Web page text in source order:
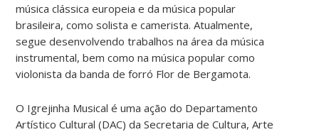
música clássica europeia e da música popular
brasileira, como solista e camerista. Atualmente,
segue desenvolvendo trabalhos na área da música
instrumental, bem como na música popular como
violonista da banda de forró Flor de Bergamota.
O Igrejinha Musical é uma ação do Departamento
Artístico Cultural (DAC) da Secretaria de Cultura, Arte